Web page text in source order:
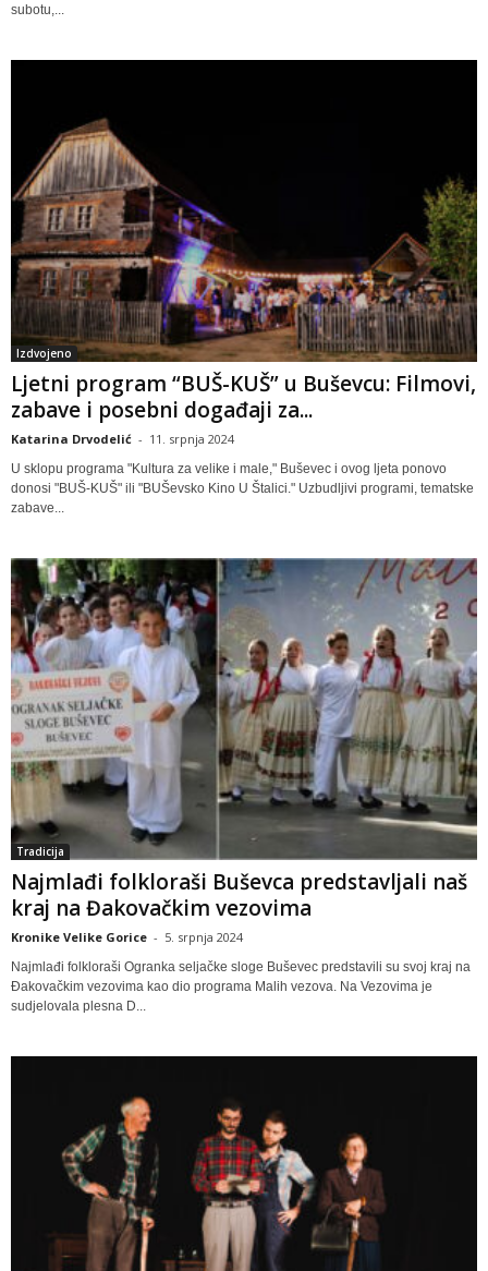
subotu,...
Izdvojeno
Ljetni program “BUŠ-KUŠ” u Buševcu: Filmovi,
zabave i posebni događaji za...
Katarina Drvodelić - 11. srpnja 2024
U sklopu programa "Kultura za velike i male," Buševec i ovog ljeta ponovo
donosi "BUŠ-KUŠ" ili "BUŠevsko Kino U Štalici." Uzbudljivi programi, tematske
zabave...
Tradicija
Najmlađi folkloraši Buševca predstavljali naš
kraj na Đakovačkim vezovima
Kronike Velike Gorice - 5. srpnja 2024
Najmlađi folkloraši Ogranka seljačke sloge Buševec predstavili su svoj kraj na
Đakovačkim vezovima kao dio programa Malih vezova. Na Vezovima je
sudjelovala plesna D...